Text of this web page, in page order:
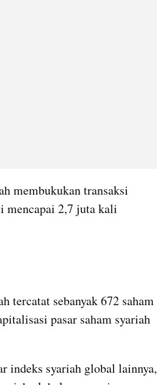
membukukan transaksi
mencapai 2,7 juta kali
tercatat sebanyak 672 saham
pasar saham syariah
indeks syariah global lainnya,